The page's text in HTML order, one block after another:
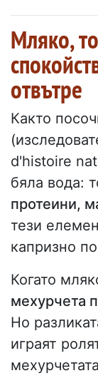
Мляко,
отвътре
Както
d'histoire
бяла вода:
протеини,
тези
капризно
Когато
мехурчета
Но
играят